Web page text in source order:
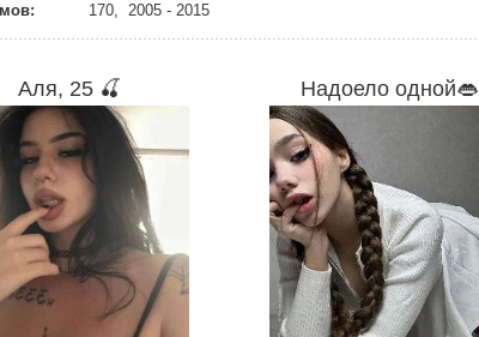
170, 2005 - 2015
Аля, 25 🍒 Надоело одной👄